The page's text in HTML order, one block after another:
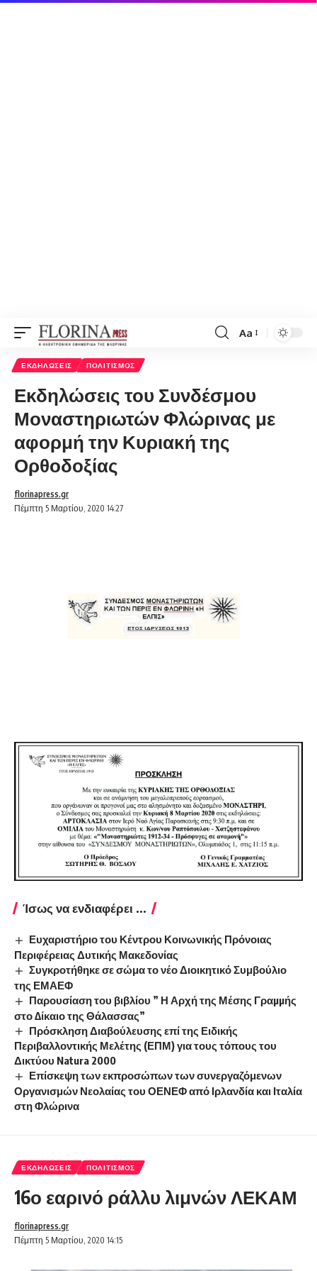
Font
Aa
ΕΚΔΗΛΏΣΕΙΣ ΠΟΛΙΤΙΣΜΌΣ
Εκδηλώσεις του Συνδέσμου
Μοναστηριωτών Φλώρινας με
αφορμή την Κυριακή της
Ορθοδοξίας
Πέμπτη 5 Μαρτίου, 2020 14:27
florinapress.gr
Ίσως να ενδιαφέρει ...
Ευχαριστήριο του Κέντρου Κοινωνικής Πρόνοιας
Περιφέρειας Δυτικής Μακεδονίας
Συγκροτήθηκε σε σώμα το νέο Διοικητικό Συμβούλιο
της ΕΜΑΕΦ
Παρουσίαση του βιβλίου ” Η Αρχή της Μέσης Γραµµής
στο ∆ίκαιο της Θάλασσας”
Πρόσκληση Διαβούλευσης επί της Ειδικής
Περιβαλλοντικής Μελέτης (ΕΠΜ) για τους τόπους του
Δικτύου Natura 2000
Επίσκεψη των εκπροσώπων των συνεργαζόμενων
Οργανισμών Νεολαίας του ΟΕΝΕΦ από Ιρλανδία και Ιταλία
στη Φλώρινα
ΕΚΔΗΛΏΣΕΙΣ ΠΟΛΙΤΙΣΜΌΣ
16ο εαρινό ράλλυ λιμνών ΛΕΚΑΜ
Πέμπτη 5 Μαρτίου, 2020 14:15
florinapress.gr